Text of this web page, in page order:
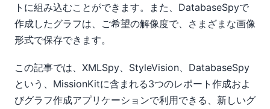
トに組み込むことができます。また、DatabaseSpyで
作成したグラフは、ご希望の解像度で、さまざまな画像
形式で保存できます。
この記事では、XMLSpy、StyleVision、DatabaseSpy
という、MissionKitに含まれる3つのレポート作成およ
びグラフ作成アプリケーションで利用できる、新しいグ